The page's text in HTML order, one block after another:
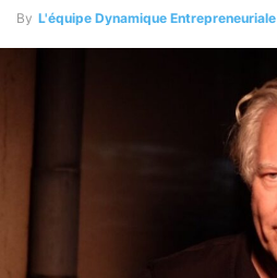
By L'équipe Dynamique Entrepreneuriale